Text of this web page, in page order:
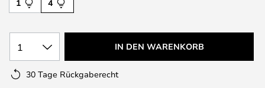
1
4
1 IN DEN WARENKORB
30 Tage Rückgaberecht